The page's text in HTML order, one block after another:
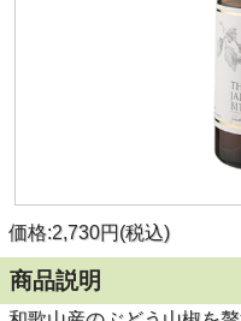
価格:2,730円(税込)
商品説明